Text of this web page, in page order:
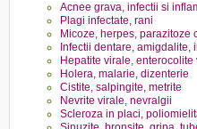
Acnee grava, infectii si
Plagi infectate, rani
Micoze, herpes, parazitoze
Infectii dentare, amigdalite,
Hepatite virale,
Holera, malarie, dizenterie
Cistite, salpingite, metrite
Nevrite virale, nevralgii
Scleroza in placi,